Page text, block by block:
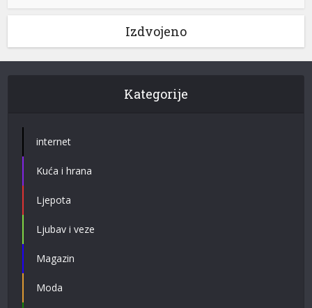
Izdvojeno
Kategorije
internet
Kuća i hrana
Ljepota
Ljubav i veze
Magazin
Moda